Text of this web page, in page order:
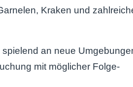
Kraken und
an neue
mit möglicher Folge-